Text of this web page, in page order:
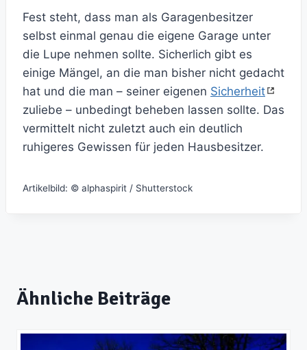
Fest steht, dass man als Garagenbesitzer
selbst einmal genau die eigene Garage unter
die Lupe nehmen sollte. Sicherlich gibt es
einige Mängel, an die man bisher nicht gedacht
hat und die man – seiner eigenen Sicherheit
zuliebe – unbedingt beheben lassen sollte. Das
vermittelt nicht zuletzt auch ein deutlich
ruhigeres Gewissen für jeden Hausbesitzer.
Artikelbild: © alphaspirit / Shutterstock
Ähnliche Beiträge